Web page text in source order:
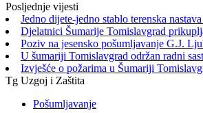
Posljednje vijesti
Jedno dijete-jedno stablo terenska
Djelatnici Šumarije Tomislavgrad
Poziv na jesensko pošumljavanje G.J.
U šumariji Tomislavgrad održan radni
Izvješće o požarima u Šumariji
Tg Uzgoj i Zaštita
Pošumljavanje